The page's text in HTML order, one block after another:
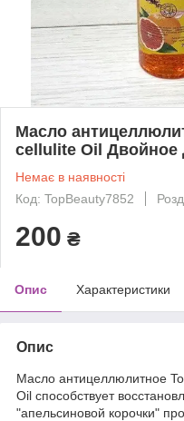
Масло
cellulite Oil Двойное
Немає в наявності
Код: TopBeauty7852
200 ₴
Опис Характеристики
Опис
Масло антицеллюлитное
Oil способствует
"апельсиновой корочки"